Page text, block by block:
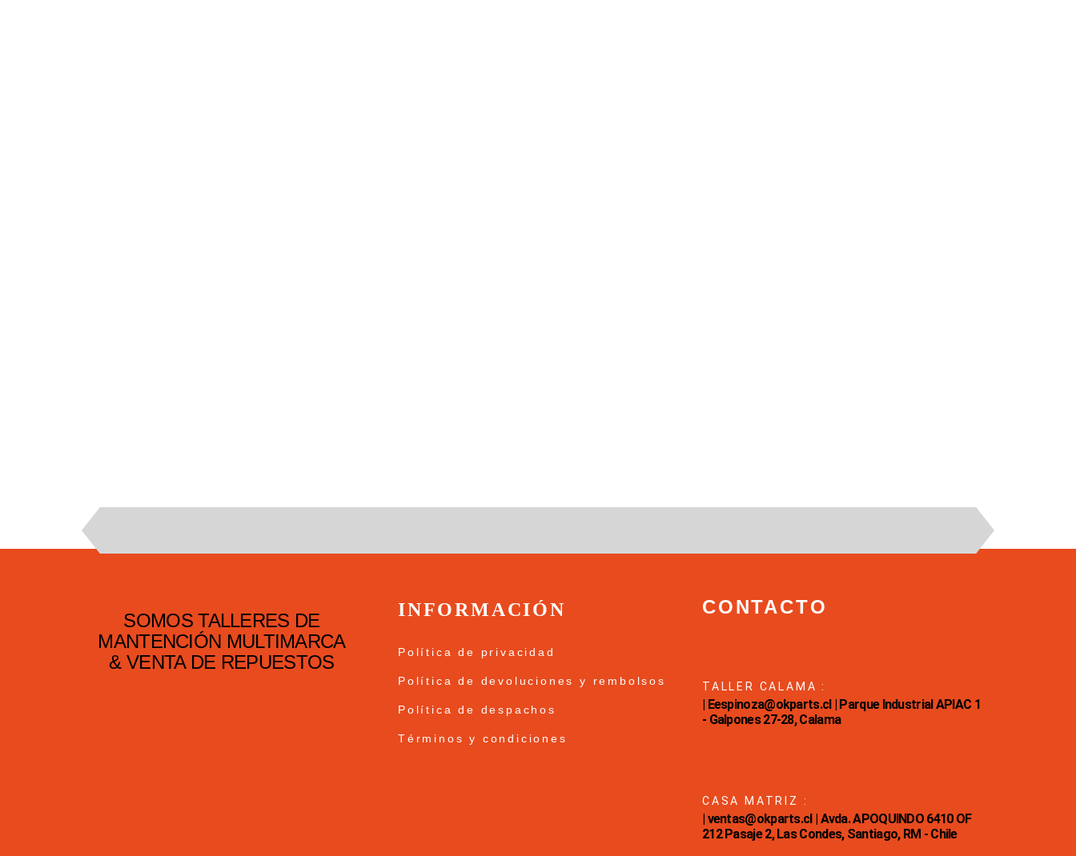
SOMOS TALLERES DE
MANTENCIÓN MULTIMARCA
& VENTA DE REPUESTOS
INFORMACIÓN
Política de privacidad
Política de devoluciones y rembolsos
Política de despachos
Términos y condiciones
CONTACTO
TALLER CALAMA :
| Eespinoza@okparts.cl | Parque Industrial APIAC 1
- Galpones 27-28, Calama
CASA MATRIZ :
| ventas@okparts.cl | Avda. APOQUINDO 6410 OF
212 Pasaje 2, Las Condes, Santiago, RM - Chile